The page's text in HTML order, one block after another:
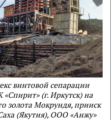
винтовой сепарации
(г. Иркутск) на
золота Мокрундя, прииск
(Якутия), ООО «Анжу»